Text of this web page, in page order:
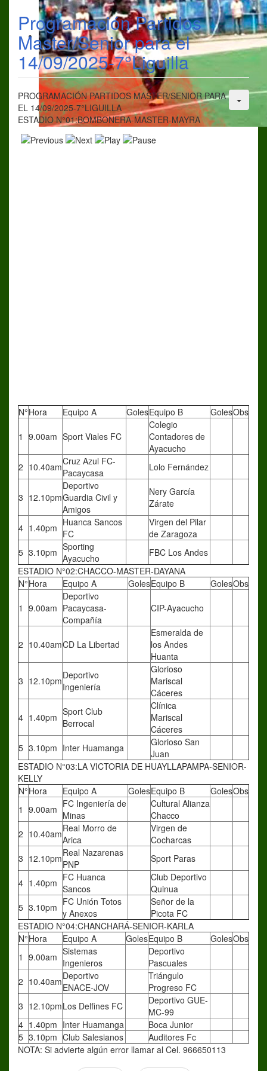
Programación Partidos
Master/Senior para el
14/09/2025-7°Liguilla
PROGRAMACIÓN PARTIDOS MASTER/SENIOR PARA
EL 14/09/2025-7°LIGUILLA
ESTADIO N°01:BOMBONERA-MASTER-MAYRA
N°Hora Equipo A GolesEquipo B GolesObs
1 9.00am Sport Viales FC
Colegio
Contadores de
Ayacucho
2 10.40amCruz Azul FC-
Pacaycasa
Lolo Fernández
3 12.10pm
Deportivo
Guardia Civil y
Amigos
Nery García
Zárate
4 1.40pm Huanca Sancos
FC
Virgen del Pilar
de Zaragoza
5 3.10pm Sporting
Ayacucho
FBC Los Andes
ESTADIO N°02:CHACCO-MASTER-DAYANA
N°Hora Equipo A GolesEquipo B GolesObs
1 9.00am
Deportivo
Pacaycasa-
Compañía
CIP-Ayacucho
2 10.40amCD La Libertad
Esmeralda de
los Andes
Huanta
3 12.10pmDeportivo
Ingeniería
Glorioso
Mariscal
Cáceres
4 1.40pm Sport Club
Berrocal
Clínica
Mariscal
Cáceres
5 3.10pm Inter Huamanga
Glorioso San
Juan
ESTADIO N°03:LA VICTORIA DE HUAYLLAPAMPA-SENIOR-
KELLY
N°Hora Equipo A GolesEquipo B GolesObs
1 9.00am FC Ingeniería de
Minas
Cultural Alianza
Chacco
2 10.40amReal Morro de
Arica
Virgen de
Cocharcas
3 12.10pmReal Nazarenas
PNP
Sport Paras
4 1.40pm FC Huanca
Sancos
Club Deportivo
Quinua
5 3.10pm FC Unión Totos
y Anexos
Señor de la
Picota FC
ESTADIO N°04:CHANCHARÁ-SENIOR-KARLA
N°Hora Equipo A GolesEquipo B GolesObs
1 9.00am Sistemas
Ingenieros
Deportivo
Pascuales
2 10.40amDeportivo
ENACE-JOV
Triángulo
Progreso FC
3 12.10pmLos Delfines FC
Deportivo GUE-
MC-99
4 1.40pm Inter Huamanga
Boca Junior
5 3.10pm Club Salesianos
Auditores Fc
NOTA: Si advierte algún error llamar al Cel. 966650113